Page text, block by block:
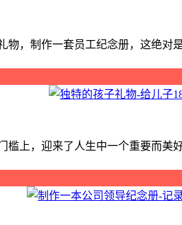
，制作一套员工纪念册，这绝对
槛上，迎来了人生中一个重要而美